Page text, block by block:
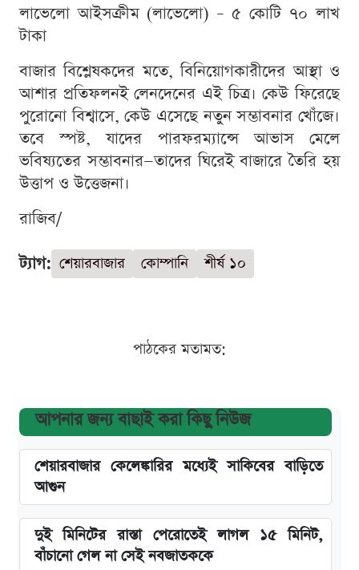
লাভেলো আইসক্রীম (লাভেলো) – ৫ কোটি ৭০ লাখ
টাকা
বাজার বিশ্লেষকদের মতে, বিনিয়োগকারীদের আস্থা ও
আশার প্রতিফলনই লেনদেনের এই চিত্র। কেউ ফিরেছে
পুরোনো বিশ্বাসে, কেউ এসেছে নতুন সম্ভাবনার খোঁজে।
তবে স্পষ্ট, যাদের পারফরম্যান্সে আভাস মেলে
ভবিষ্যতের সম্ভাবনার—তাদের ঘিরেই বাজারে তৈরি হয়
উত্তাপ ও উত্তেজনা।
রাজিব/
ট্যাগ: শেয়ারবাজার কোম্পানি শীর্ষ ১০
পাঠকের মতামত:
আপনার জন্য বাছাই করা কিছু নিউজ
শেয়ারবাজার কেলেঙ্কারির মধ্যেই সাকিবের বাড়িতে
আগুন
দুই মিনিটের রাস্তা পেরোতেই লাগল ১৫ মিনিট,
বাঁচানো গেল না সেই নবজাতককে